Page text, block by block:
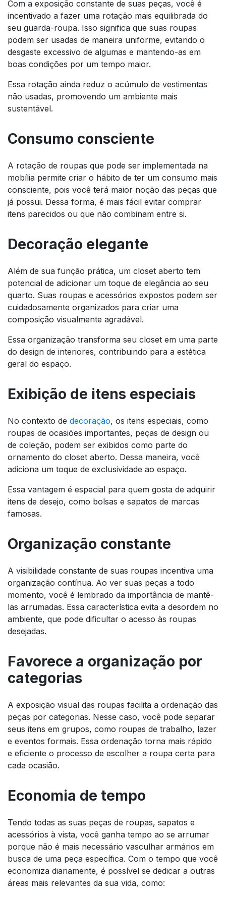
Com a exposição constante de suas peças, você é
incentivado a fazer uma rotação mais equilibrada do
seu guarda-roupa. Isso significa que suas roupas
podem ser usadas de maneira uniforme, evitando o
desgaste excessivo de algumas e mantendo-as em
boas condições por um tempo maior.
Essa rotação ainda reduz o acúmulo de vestimentas
não usadas, promovendo um ambiente mais
sustentável.
Consumo consciente
A rotação de roupas que pode ser implementada na
mobília permite criar o hábito de ter um consumo mais
consciente, pois você terá maior noção das peças que
já possui. Dessa forma, é mais fácil evitar comprar
itens parecidos ou que não combinam entre si.
Decoração elegante
Além de sua função prática, um closet aberto tem
potencial de adicionar um toque de elegância ao seu
quarto. Suas roupas e acessórios expostos podem ser
cuidadosamente organizados para criar uma
composição visualmente agradável.
Essa organização transforma seu closet em uma parte
do design de interiores, contribuindo para a estética
geral do espaço.
Exibição de itens especiais
No contexto de decoração, os itens especiais, como
roupas de ocasiões importantes, peças de design ou
de coleção, podem ser exibidos como parte do
ornamento do closet aberto. Dessa maneira, você
adiciona um toque de exclusividade ao espaço.
Essa vantagem é especial para quem gosta de adquirir
itens de desejo, como bolsas e sapatos de marcas
famosas.
Organização constante
A visibilidade constante de suas roupas incentiva uma
organização contínua. Ao ver suas peças a todo
momento, você é lembrado da importância de mantê-
las arrumadas. Essa característica evita a desordem no
ambiente, que pode dificultar o acesso às roupas
desejadas.
Favorece a organização por
categorias
A exposição visual das roupas facilita a ordenação das
peças por categorias. Nesse caso, você pode separar
seus itens em grupos, como roupas de trabalho, lazer
e eventos formais. Essa ordenação torna mais rápido
e eficiente o processo de escolher a roupa certa para
cada ocasião.
Economia de tempo
Tendo todas as suas peças de roupas, sapatos e
acessórios à vista, você ganha tempo ao se arrumar
porque não é mais necessário vasculhar armários em
busca de uma peça específica. Com o tempo que você
economiza diariamente, é possível se dedicar a outras
áreas mais relevantes da sua vida, como: